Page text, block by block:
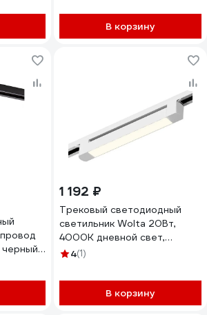
поворотный, линейный,
белый WTL-30W/03W
В корзину
1 192 ₽
Трековый светодиодный
светильник Wolta 20Вт,
4000К дневной свет,
1600лм, защита IP40,
20W/03W
4(1)
В корзину